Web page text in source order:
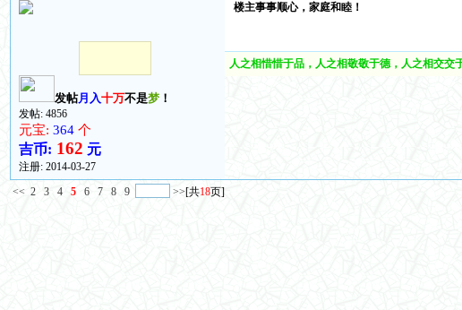
发帖月入十万不是梦 ！
发帖: 4856
元宝: 364个
吉币: 162 元
注册:2014-03-27
楼主事事顺心，家庭和睦！
人之相惜惜于品，人之相敬敬于德，人之相交交
<< 2 3 4 5 6 7 8 9 >>[共18页]